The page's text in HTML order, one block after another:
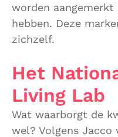
worden aangemerkt
hebben. Deze
zichzelf.
Het
Living
Wat waarborgt de
wel? Volgens